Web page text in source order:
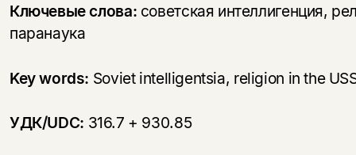
Ключевые слова: советская интеллигенция,
паранаука
Key words: Soviet intelligentsia, religion in the
УДК/UDC: 316.7 + 930.85